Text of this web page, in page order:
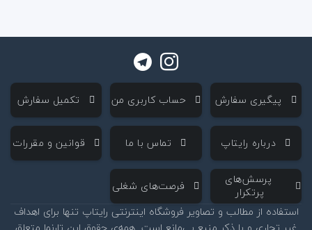
‌ پیگیری سفارش ‌ حساب کاربری من ‌ تکمیل سفارش
‌ درباره رایتاپ ‌ تماس با ما ‌ قوانین و مقررات
‌ پرسش‌های
پرتکرار
‌ فرصت‌های شغلی
استفاده از مطالب و تصاویر فروشگاه اینترنتی رایتاپ تنها برای اهداف